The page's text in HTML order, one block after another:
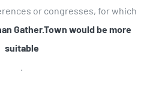
or congresses, for which
Gather.Town would be more
suitable